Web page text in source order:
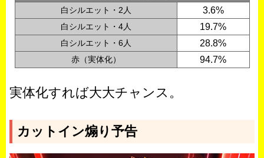
白シルエット・2人 3.6%
白シルエット・4人 19.7%
白シルエット・6人 28.8%
赤（実体化） 94.7%
実体化すれば大大チャンス。
カットイン煽り予告